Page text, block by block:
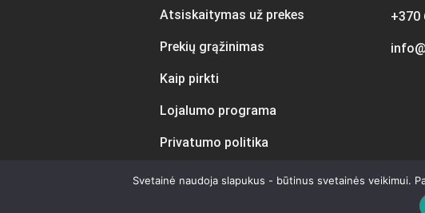
Atsiskaitymas už prekes
Prekių grąžinimas
Kaip pirkti
Lojalumo programa
Privatumo politika
+370
Svetainė naudoja slapukus - būtinus svetainės veikimui.